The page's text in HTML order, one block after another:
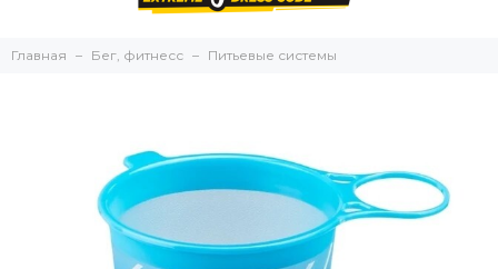
Главная Бег, фитнесс Питьевые системы